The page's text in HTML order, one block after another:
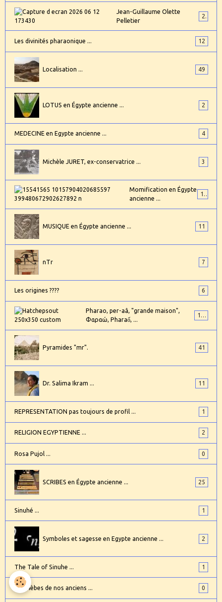
Jean-Guillaume Olette
Pelletier
2
Les divinités pharaonique ... 12
Localisation ... 49
LOTUS en Égypte ancienne ... 2
MEDECINE en Egypte ancienne ... 4
Michèle JURET, ex-conservatrice ... 3
Momification en Égypte
ancienne ...
17
MUSIQUE en Égypte ancienne ... 11
nTr 7
Les origines ???? 6
Pharao, per-aâ, "grande maison",
Φαραώ, Pharaố, ...
101
Pyramides "mr". 41
Dr. Salima Ikram ... 11
REPRESENTATION pas toujours de profil ... 1
RELIGION EGYPTIENNE ... 2
Rosa Pujol ... 0
SCRIBES en Égypte ancienne ... 25
Sinuhé ... 1
Symboles et sagesse en Egypte ancienne ... 2
The Tale of Sinuhe ... 1
La Thèbes de nos anciens ... 0